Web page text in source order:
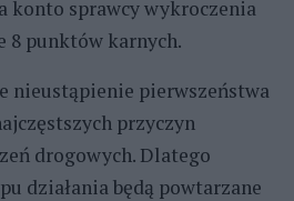
konto sprawcy wykroczenia
8 punktów karnych.
nieustąpienie pierwszeństwa
przyczyn
drogowych. Dlatego
działania będą powtarzane